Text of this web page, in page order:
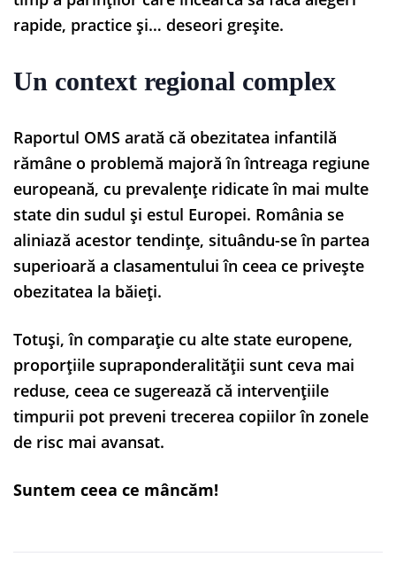
rapide, practice și… deseori greșite.
Un context regional complex
Raportul OMS arată că obezitatea infantilă
rămâne o problemă majoră în întreaga regiune
europeană, cu prevalențe ridicate în mai multe
state din sudul și estul Europei. România se
aliniază acestor tendințe, situându-se în partea
superioară a clasamentului în ceea ce privește
obezitatea la băieți.
Totuși, în comparație cu alte state europene,
proporțiile supraponderalității sunt ceva mai
reduse, ceea ce sugerează că intervențiile
timpurii pot preveni trecerea copiilor în zonele
de risc mai avansat.
Suntem ceea ce mâncăm!